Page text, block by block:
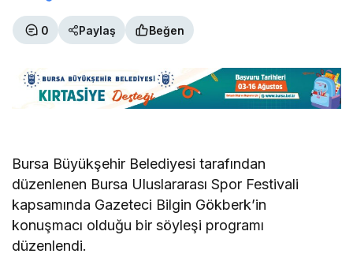
0 Paylaş Beğen
Bursa Büyükşehir Belediyesi tarafından
düzenlenen Bursa Uluslararası Spor Festivali
kapsamında Gazeteci Bilgin Gökberk’in
konuşmacı olduğu bir söyleşi programı
düzenlendi.